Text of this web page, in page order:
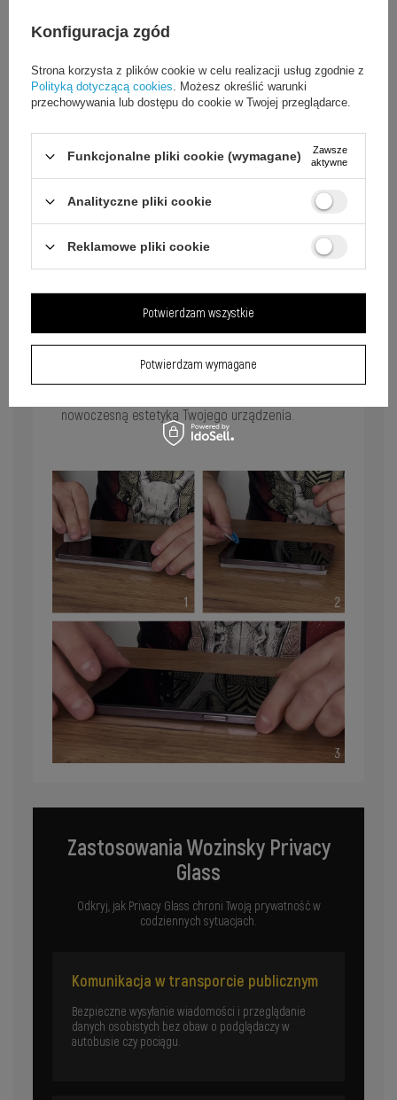
Elegancka wzmocniona ramka
chroni krawędzie ekranu
Designerska ramka wzmacnia ochronę brzegów
wyświetlacza, zapobiegając odpryskom i
nowoczesną estetyką Twojego urządzenia.
Zastosowania Wozinsky Privacy
Glass
Odkryj, jak Privacy Glass chroni Twoją prywatność w
codziennych sytuacjach.
Komunikacja w transporcie publicznym
Bezpieczne wysyłanie wiadomości i przeglądanie
danych osobistych bez obaw o podglądaczy w
autobusie czy pociągu.
Konfiguracja zgód
Strona korzysta z plików cookie w celu realizacji usług zgodnie z
Polityką dotyczącą cookies . Możesz określić warunki
przechowywania lub dostępu do cookie w Twojej przeglądarce.
Funkcjonalne pliki cookie (wymagane)
Zawsze
aktywne
Analityczne pliki cookie
Reklamowe pliki cookie
Potwierdzam wymagane
Potwierdzam wszystkie